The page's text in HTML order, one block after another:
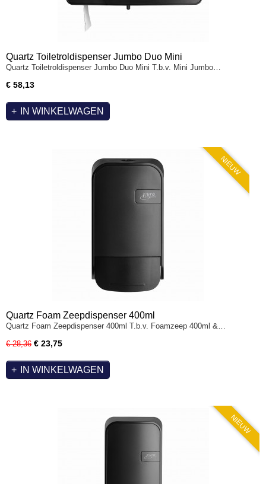
Quartz Toiletroldispenser Jumbo Duo Mini
Quartz Toiletroldispenser Jumbo Duo Mini T.b.v. Mini Jumbo…
€ 58,13
IN WINKELWAGEN
NIEUW
Quartz Foam Zeepdispenser 400ml
Quartz Foam Zeepdispenser 400ml T.b.v. Foamzeep 400ml &…
€ 28,36 € 23,75
IN WINKELWAGEN
NIEUW